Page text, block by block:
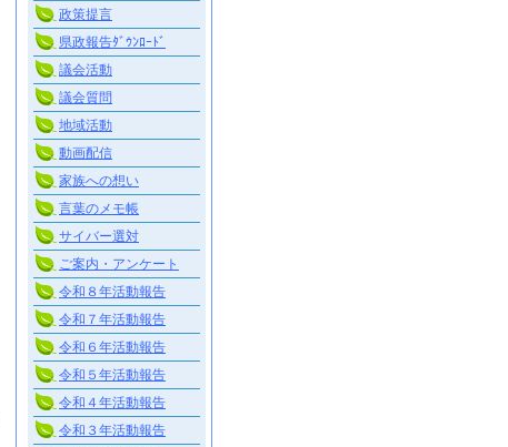
政策提言
県政報告ﾀﾞｳﾝﾛｰﾄﾞ
議会活動
議会質問
地域活動
動画配信
家族への想い
言葉のメモ帳
サイバー選対
ご案内・アンケート
令和８年活動報告
令和７年活動報告
令和６年活動報告
令和５年活動報告
令和４年活動報告
令和３年活動報告